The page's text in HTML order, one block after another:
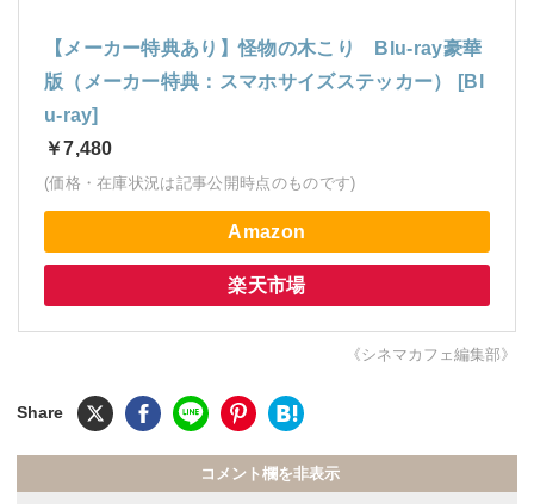
【メーカー特典あり】怪物の木こり Blu-ray豪華
版（メーカー特典：スマホサイズステッカー） [Bl
u-ray]
￥7,480
(価格・在庫状況は記事公開時点のものです)
Amazon
楽天市場
《シネマカフェ編集部》
コメント欄を非表示